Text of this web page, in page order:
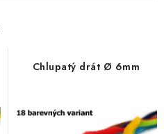
Chlupatý drát Ø 6mm